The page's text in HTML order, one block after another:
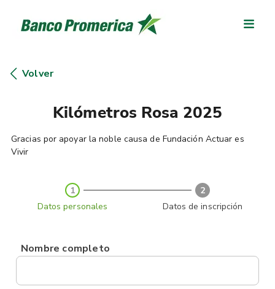
Volver
Kilómetros Rosa 2025
Gracias por apoyar la noble causa de Fundación Actuar es
Vivir
1
Datos personales
2
Datos de inscripción
Nombre completo